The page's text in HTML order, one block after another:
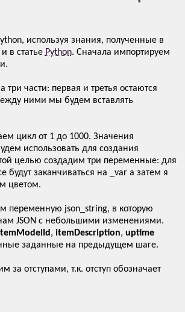
используя знания, полученные в
в статье Python. Сначала импортируем
три части: первая и третья остаются
ними мы будем вставлять
цикл от 1 до 1000. Значения
использовать для создания
целью создадим три переменные: для
будут заканчиваться на _var а затем я
цветом.
переменную json_string, в которую
JSON с небольшими изменениями.
, itemDescription, uptime
заданные на предыдущем шаге.
за отступами, т.к. отступ обозначает